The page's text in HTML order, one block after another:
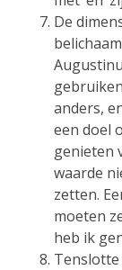
De
anders,
een doel
genieten
waarde
zetten.
moeten
heb ik
Tenslotte